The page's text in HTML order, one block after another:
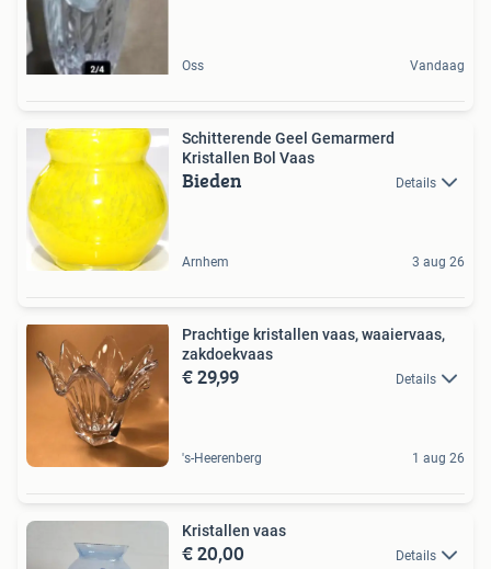
Oss Vandaag
Schitterende Geel Gemarmerd
Kristallen Bol Vaas
Bieden Details
Arnhem 3 aug 26
Prachtige kristallen vaas, waaiervaas,
zakdoekvaas
€ 29,99 Details
's-Heerenberg 1 aug 26
Kristallen vaas
€ 20,00 Details